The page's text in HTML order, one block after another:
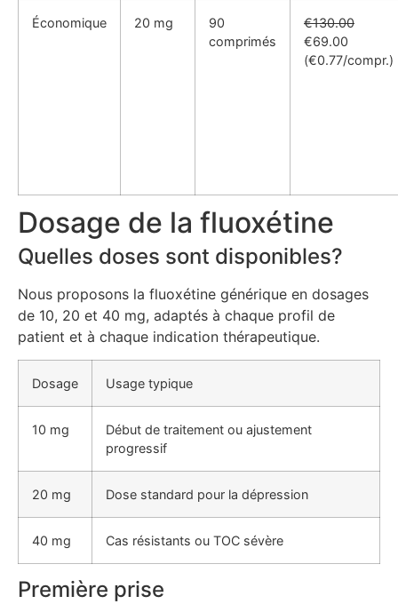
Économique 20 mg
90
comprimés
€130.00
€69.00
(€0.77/compr.)
Dosage de la fluoxétine
Quelles doses sont disponibles?
Nous proposons la fluoxétine générique en dosages
de 10, 20 et 40 mg, adaptés à chaque profil de
patient et à chaque indication thérapeutique.
Dosage Usage typique
10 mg
Début de traitement ou ajustement
progressif
20 mg Dose standard pour la dépression
40 mg Cas résistants ou TOC sévère
Première prise